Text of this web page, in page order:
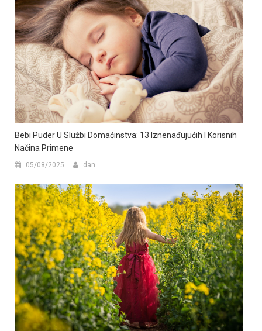
Bebi Puder U Službi Domaćinstva: 13 Iznenađujućih I Korisnih
Načina Primene
05/08/2025 dan